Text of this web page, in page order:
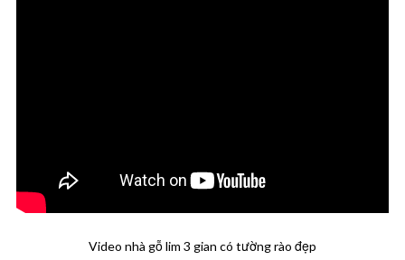
Video nhà gỗ lim 3 gian có tường rào đẹp